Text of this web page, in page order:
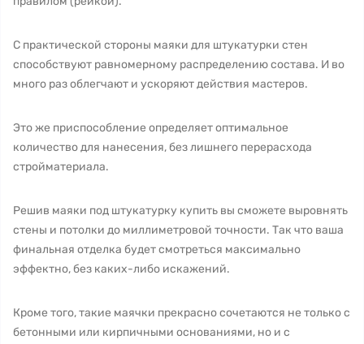
С практической стороны маяки для штукатурки стен
способствуют равномерному распределению состава. И во
много раз облегчают и ускоряют действия мастеров.
Это же приспособление определяет оптимальное
количество для нанесения, без лишнего перерасхода
стройматериала.
Решив маяки под штукатурку купить вы сможете выровнять
стены и потолки до миллиметровой точности. Так что ваша
финальная отделка будет смотреться максимально
эффектно, без каких-либо искажений.
Кроме того, такие маячки прекрасно сочетаются не только с
бетонными или кирпичными основаниями, но и с